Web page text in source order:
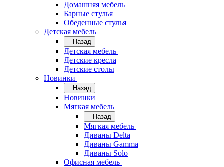
Домашняя мебель
Барные стулья
Обеденные стулья
Детская мебель
Назад
Детская мебель
Детские кресла
Детские столы
Новинки
Назад
Новинки
Мягкая мебель
Назад
Мягкая мебель
Диваны Delta
Диваны Gamma
Диваны Solo
Офисная мебель